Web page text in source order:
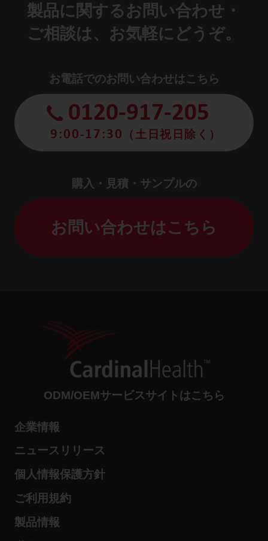
製品に関するお問い合わせ・
ご相談は、お気軽にどうぞ。
お電話でのお問い合わせはこちら
0120-917-205
9:00-17:30 （土日祝日除く）
購入・見積・サンプルの
お問い合わせはこちら
ODM/OEMサービスサイトはこちら
企業情報
ニュースリリース
個人情報保護方針
ご利用規約
製品情報